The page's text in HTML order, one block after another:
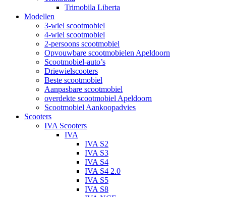
Trimobila Liberta
Modellen
3-wiel scootmobiel
4-wiel scootmobiel
2-persoons scootmobiel
Opvouwbare scootmobielen Apeldoorn
Scootmobiel-auto’s
Driewielscooters
Beste scootmobiel
Aanpasbare scootmobiel
overdekte scootmobiel Apeldoorn
Scootmobiel Aankoopadvies
Scooters
IVA Scooters
IVA
IVA S2
IVA S3
IVA S4
IVA S4 2.0
IVA S5
IVA S8